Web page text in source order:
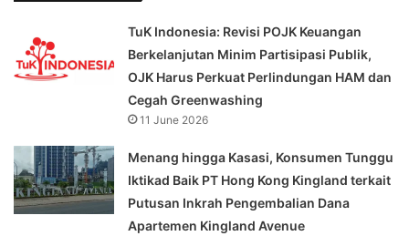
TuK Indonesia: Revisi POJK Keuangan
Berkelanjutan Minim Partisipasi Publik,
OJK Harus Perkuat Perlindungan HAM dan
Cegah Greenwashing
11 June 2026
Menang hingga Kasasi, Konsumen Tunggu
Iktikad Baik PT Hong Kong Kingland terkait
Putusan Inkrah Pengembalian Dana
Apartemen Kingland Avenue